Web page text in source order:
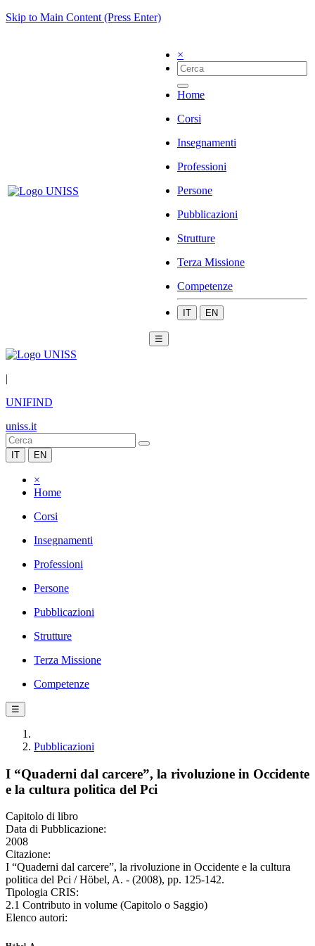
Skip to Main Content (Press Enter)
×
Home
Corsi
Insegnamenti
Professioni
Persone
Pubblicazioni
Strutture
Terza Missione
Competenze
IT EN
☰
|
UNIFIND
uniss.it
IT EN
×
Home
Corsi
Insegnamenti
Professioni
Persone
Pubblicazioni
Strutture
Terza Missione
Competenze
☰
Pubblicazioni
I “Quaderni dal carcere”, la rivoluzione in Occidente
e la cultura politica del Pci
Capitolo di libro
Data di Pubblicazione:
2008
Citazione:
I “Quaderni dal carcere”, la rivoluzione in Occidente e la cultura
politica del Pci / Höbel, A. - (2008), pp. 125-142.
Tipologia CRIS:
2.1 Contributo in volume (Capitolo o Saggio)
Elenco autori: